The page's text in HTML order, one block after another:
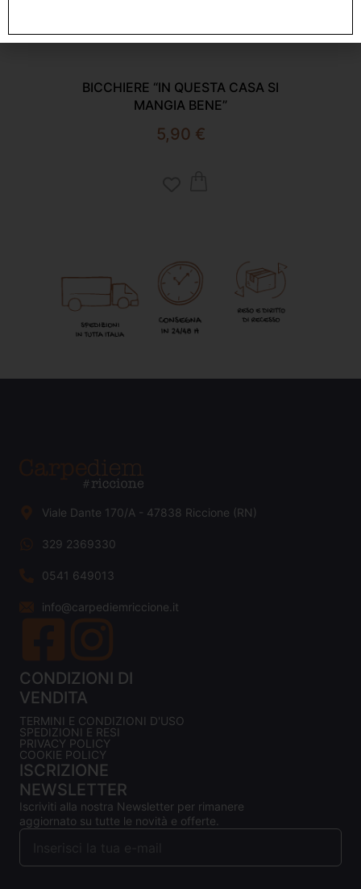
BICCHIERE “IN QUESTA CASA SI
MANGIA BENE”
5,90 €
Viale Dante 170/A - 47838 Riccione (RN)
329 2369330
0541 649013
info@carpediemriccione.it
CONDIZIONI DI
VENDITA
TERMINI E CONDIZIONI D'USO
SPEDIZIONI E RESI
PRIVACY POLICY
COOKIE POLICY
ISCRIZIONE
NEWSLETTER
Iscriviti alla nostra Newsletter per rimanere
aggiornato su tutte le novità e offerte.